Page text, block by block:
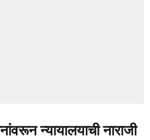
न्यायालयाची नाराजी